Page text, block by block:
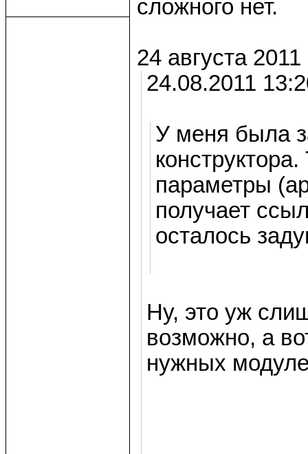
сложного нет.
24 августа
24.08.2011
У меня была
параметры
получает
осталось
Ну, это уж
возможно, а
нужных